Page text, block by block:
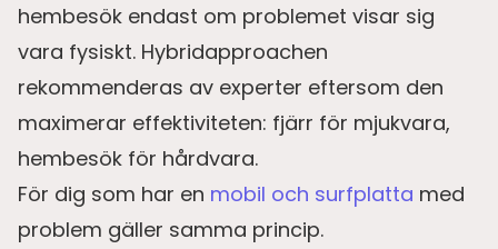
hembesök endast om problemet visar sig
vara fysiskt. Hybridapproachen
rekommenderas av experter eftersom den
maximerar effektiviteten: fjärr för mjukvara,
hembesök för hårdvara.
För dig som har en mobil och surfplatta med
problem gäller samma princip.